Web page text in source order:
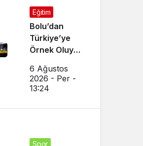
Eğitim
Bolu’dan
Türkiye’ye
Örnek Oluyor,
Görüyor
6 Ağustos
2026 - Per -
13:24
Spor